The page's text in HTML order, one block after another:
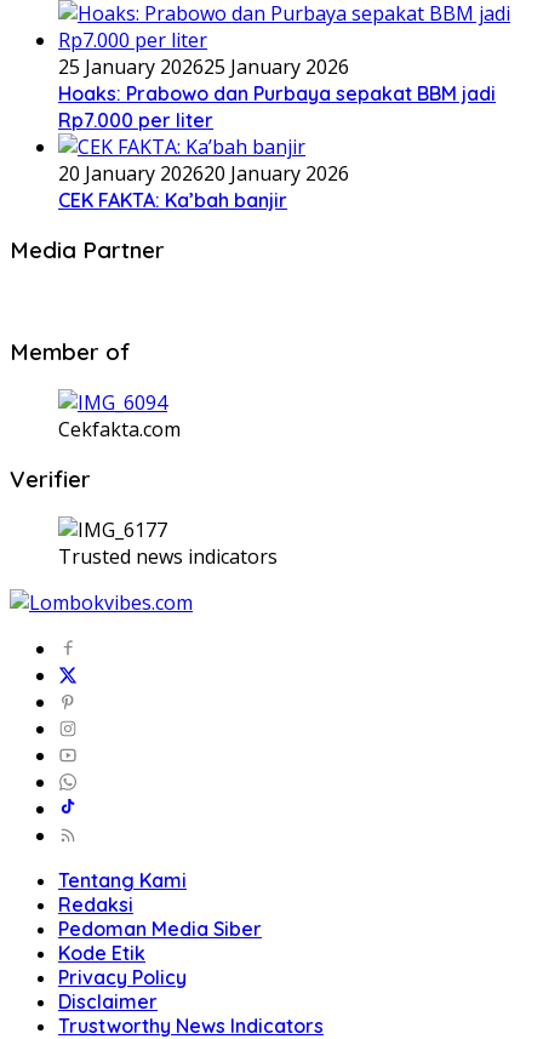
25 January 202625 January 2026
Hoaks: Prabowo dan Purbaya sepakat BBM jadi
Rp7.000 per liter
20 January 202620 January 2026
CEK FAKTA: Ka’bah banjir
Media Partner
Member of
Cekfakta.com
Verifier
Trusted news indicators
Tentang Kami
Redaksi
Pedoman Media Siber
Kode Etik
Privacy Policy
Disclaimer
Trustworthy News Indicators